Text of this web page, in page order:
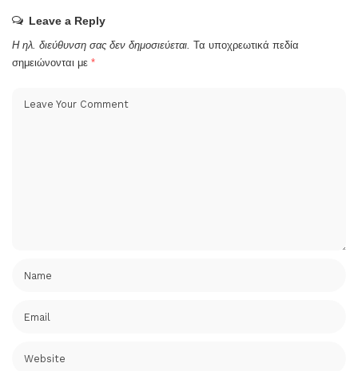
Leave a Reply
Η ηλ. διεύθυνση σας δεν δημοσιεύεται. Τα υποχρεωτικά πεδία
σημειώνονται με *